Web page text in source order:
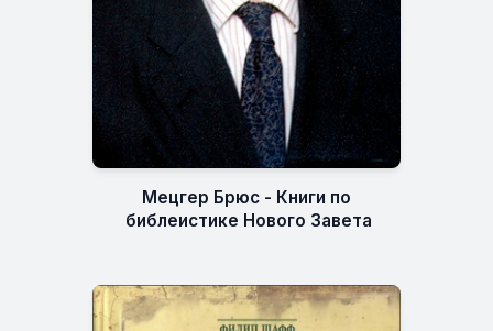
Мецгер Брюс - Книги по
библеистике Нового Завета